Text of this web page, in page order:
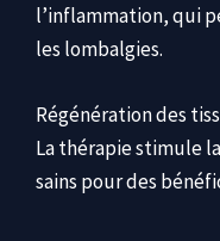
l’inflammation, qui
les lombalgies.
Régénération des
La thérapie stimule
sains pour des